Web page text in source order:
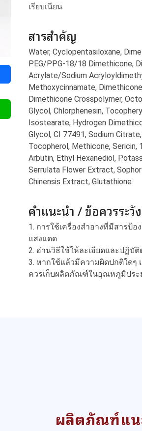
เรียบเนียน
สารสำคัญ
Water, Cyclopentasiloxane,
PEG/PPG-18/18 Dimethicone,
Acrylate/Sodium
Methoxycinnamate,
Dimethicone Crosspolymer,
Glycol, Chlorphenesin,
Isostearate, Hydrogen
Glycol, CI 77491, Sodium
Tocopherol, Methicone, Sericin,
Arbutin, Ethyl Hexanediol,
Serrulata Flower Extract,
Chinensis Extract, Glutathione
คำแนะนำ / ข้อควรระวัง
1. การใช้เครื่องสำอางที่มีสารป้
แสงแดด
2. อ่านวิธีใช้ให้ละเอียดและปฏิบัติ
3. หากใช้แล้วมีความผิดปกติใดๆ
ควรเก็บผลิตภัณฑ์ในอุณหภูมิประ
ผลิตภัณฑ์แน